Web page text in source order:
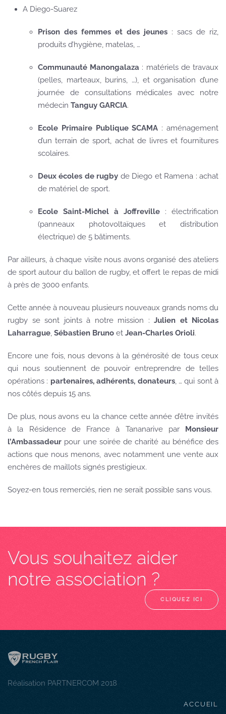
A Diego-Suarez
Prison des femmes et des jeunes : sacs de riz,
produits d’hygiène, matelas, …
Communauté Manongalaza : matériels de travaux
(pelles, marteaux, burins, …), et organisation d’une
journée de consultations médicales avec notre
médecin Tanguy GARCIA.
Ecole Primaire Publique SCAMA : aménagement
d’un terrain de sport, achat de livres et fournitures
scolaires.
Deux écoles de rugby de Diego et Ramena : achat
de matériel de sport.
Ecole Saint-Michel à Joffreville : électrification
(panneaux photovoltaïques et distribution
électrique) de 5 bâtiments.
Par ailleurs, à chaque visite nous avons organisé des ateliers
de sport autour du ballon de rugby, et offert le repas de midi
à près de 3000 enfants.
Cette année à nouveau plusieurs nouveaux grands noms du
rugby se sont joints à notre mission : Julien et Nicolas
Laharrague Sébastien Bruno et Jean-Charles Orioli.
Encore une fois, nous devons à la générosité de tous ceux
qui nous soutiennent de pouvoir entreprendre de telles
opérations : partenaires, adhérents, donateurs, … qui sont à
nos côtés depuis 15 ans.
De plus, nous avons eu la chance cette année d’être invités
à la Résidence de France à Tananarive par Monsieur
l’Ambassadeur pour une soirée de charité au bénéfice des
actions que nous menons, avec notamment une vente aux
enchères de maillots signés prestigieux.
Soyez-en tous remerciés, rien ne serait possible sans vous.
Vous souhaitez aider
notre association ?
CLIQUEZ ICI
Réalisation PARTNERCOM 2018
ACCUEIL